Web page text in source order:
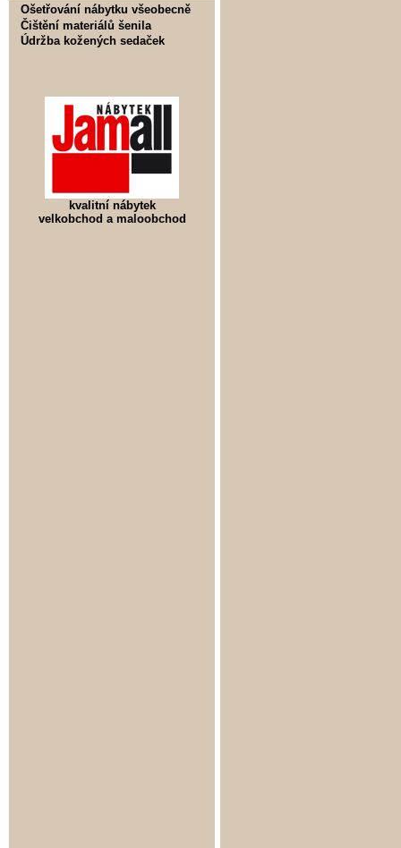
Ošetřování nábytku všeobecně
Čištění materiálů šenila
Údržba kožených sedaček
kvalitní nábytek
velkobchod a maloobchod